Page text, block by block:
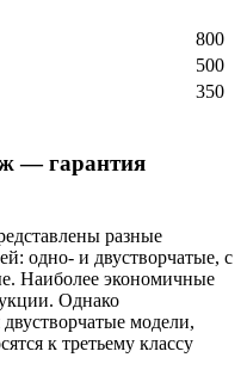
800
500
350
— гарантия
разные
одно- и двустворчатые, с
Наиболее экономичные
Однако
модели,
к третьему классу